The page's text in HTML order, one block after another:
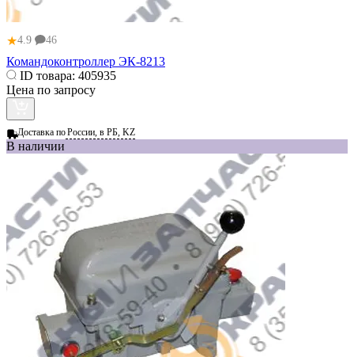
★4.9 46
Командоконтроллер ЭК-8213
ID товара: 405935
Цена по запросу
Доставка поРоссии, в РБ, KZ
В наличии